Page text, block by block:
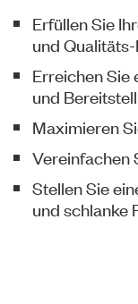
Erfüllen Sie
und Qualitäts-
Erreichen Sie
und
Maximieren
Vereinfachen
Stellen Sie
und schlanke